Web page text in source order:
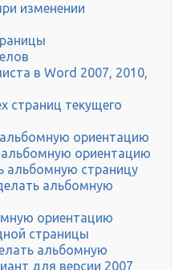
изменении
в Word 2007, 2010,
страниц текущего
ориентацию
ориентацию
альбомную страницу
альбомную
ориентацию
страницы
альбомную
для версии 2007